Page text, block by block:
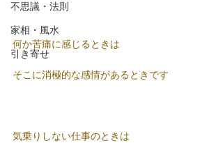
不思議・法則
家相・風水
引き寄せ
何か苦痛に感じるときは
そこに消極的な感情があるときです
気乗りしない仕事のときは